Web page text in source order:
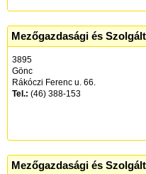
Mezőgazdasági és
3895
Gönc
Rákóczi Ferenc u. 66.
Tel.: (46) 388-153
Mezőgazdasági és